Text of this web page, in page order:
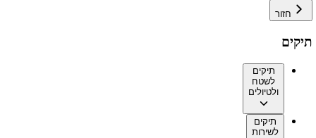
חזור
תיקים
תיקים
לשטח
ולטיולים
תיקים
לשירות